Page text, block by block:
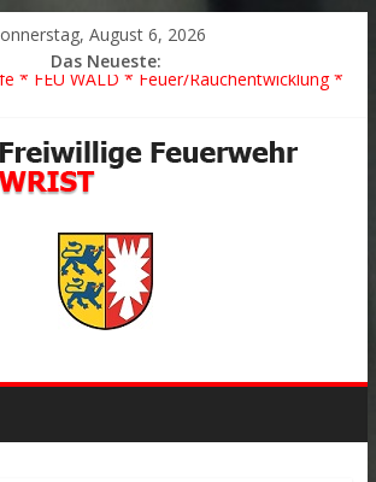
August 6, 2026
Das Neueste:
* FEU WALD * Feuer/Rauchentwicklung *
* PKW überschlagen *
Person in festsitzendem Aufzug *
* 1 Person klemmt * Hingstheide
des Jahres 2026